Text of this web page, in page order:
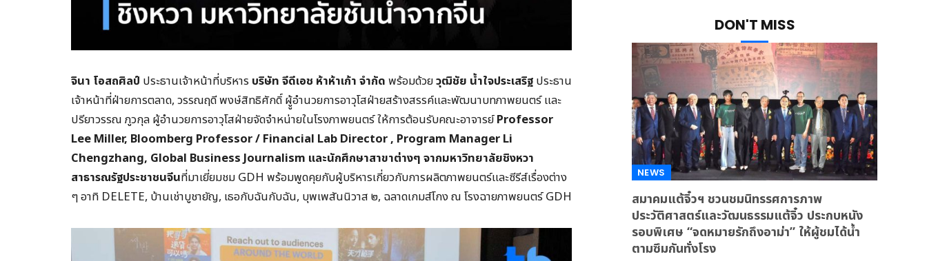
จินา โอสถศิลป์ ประธานเจ้าหน้าที่บริหาร บริษัท จีดีเอช ห้าห้าเก้า จำกัด พร้อมด้วยวุฒิชัย น้ำใจประเสริฐ ประธาน
เจ้าหน้าที่ฝ่ายการตลาด, วรรณฤดี พงษ์สิทธิศักดิ์ ผูู้อำนวยการอาวุโสฝ่ายสร้างสรรค์และพัฒนาบทภาพยนตร์ และ
ปรียาวรรณ ภูวกุล ผู้อำนวยการอาวุโสฝ่ายจัดจำหน่ายในโรงภาพยนตร์ ให้การต้อนรับคณะอาจารย์Professor
Lee Miller, Bloomberg Professor / Financial Lab Director , Program Manager Li
Chengzhang, Global Business Journalism และนักศึกษาสาขาต่างๆ จากมหาวิทยาลัยชิงหวา
สาธารณรัฐประชาชนจีนที่มาเยี่ยมชม GDH พร้อมพูดคุยกับผู้บริหารเกี่ยวกับการผลิตภาพยนตร์และซีรีส์เรื่องต่าง
ๆ อาทิ DELETE, บ้านเช่าบูชายัญ, เธอกับฉันกับฉัน, บุพเพสันนิวาส ๒, ฉลาดเกมส์โกง ณ โรงฉายภาพยนตร์ GDH
DON'T MISS
NEWS
สมาคมแต้จิ๋วฯ ชวนชมนิทรรศการภาพ
ประวัติศาสตร์และวัฒนธรรมแต้จิ๋ว ประกบหนัง
รอบพิเศษ “จดหมายรักถึงอาม่า” ให้ผู้ชมได้น้ำ
ตามซึมกันทั่งโรง